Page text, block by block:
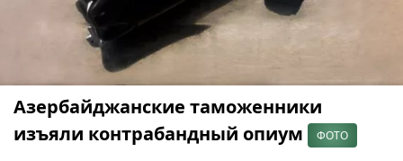
Азербайджанские таможенники
изъяли контрабандный опиум
ФОТО